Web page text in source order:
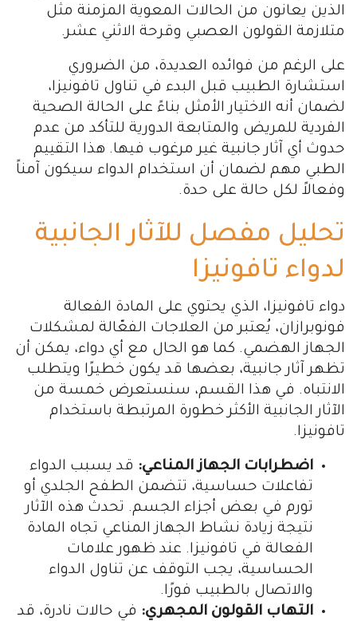
الذين يعانون من الحالات المعوية المزمنة مثل
متلازمة القولون العصبي وقرحة الاثني عشر.
على الرغم من فوائده العديدة، من الضروري
استشارة الطبيب قبل البدء في تناول تافونيزا،
لضمان أنه الاختيار الأمثل بناءً على الحالة الصحية
الفردية للمريض والمتابعة الدورية للتأكد من عدم
حدوث أي آثار جانبية غير مرغوب فيها. هذا التقييم
الطبي مهم لضمان أن استخدام الدواء سيكون آمناً
وفعالاً لكل حالة على حدة.
تحليل مفصل للآثار الجانبية
لدواء تافونيزا
دواء تافونيزا، الذي يحتوي على المادة الفعالة
فونوبرازان، يُعتبر من العلاجات الفعّالة لمشكلات
الجهاز الهضمي. كما هو الحال مع أي دواء، يمكن أن
تظهر آثار جانبية، بعضها قد يكون خطيرًا ويتطلب
الانتباه. في هذا القسم، سنستعرض خمسة من
الآثار الجانبية الأكثر خطورة المرتبطة باستخدام
تافونيزا.
اضطرابات الجهاز المناعي: قد يسبب الدواء
تفاعلات حساسية، تتضمن الطفح الجلدي أو
تورم في بعض أجزاء الجسم. تحدث هذه الآثار
نتيجة زيادة نشاط الجهاز المناعي تجاه المادة
الفعالة في تافونيزا. عند ظهور علامات
الحساسية، يجب التوقف عن تناول الدواء
والاتصال بالطبيب فورًا.
التهاب القولون المجهري: في حالات نادرة، قد